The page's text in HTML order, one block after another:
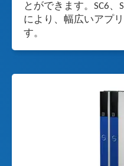
とができます。SC6、
により、幅広いアプ
す。